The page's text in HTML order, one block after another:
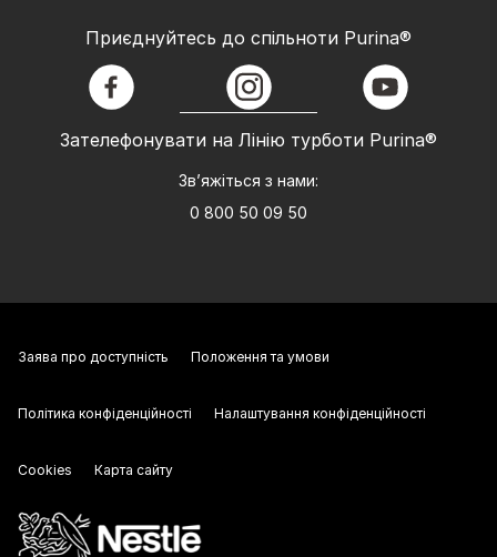
Зателефонувати на Лінію турботи Purina®
Зв’яжіться з нами:
0 800 50 09 50
Приєднуйтесь до спільноти Purina®
facebook instagram youtube
Заява про доступність Положення та умови
Політика конфіденційності Налаштування конфіденційності
Cookies Карта сайту